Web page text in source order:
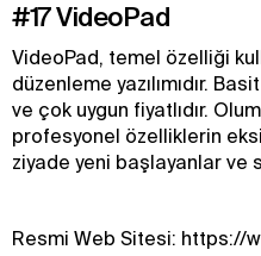
#17 VideoPad
VideoPad, temel özelliği
düzenleme yazılımıdır.
ve çok uygun fiyatlıdır.
profesyonel özelliklerin
ziyade yeni başlayanlar ve
Resmi Web Sitesi: https://